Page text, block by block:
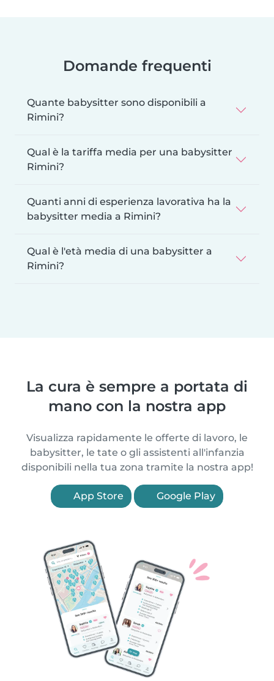
Domande frequenti
Quante babysitter sono disponibili a
Rimini?
Qual è la tariffa media per una babysitter
Rimini?
Quanti anni di esperienza lavorativa ha la
babysitter media a Rimini?
Qual è l'età media di una babysitter a
Rimini?
La cura è sempre a portata di
mano con la nostra app
Visualizza rapidamente le offerte di lavoro, le
babysitter, le tate o gli assistenti all'infanzia
disponibili nella tua zona tramite la nostra app!
App Store Google Play